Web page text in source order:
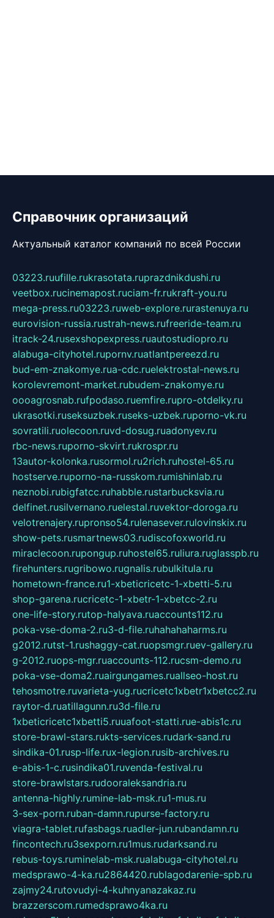
Справочник организаций
Актуальный каталог компаний по всей России
03223.ruufille.rukrasotata.ruprazdnikdushi.ru
veetbox.rucinemapost.ruciam-fr.rukraft-you.ru
mega-press.ru03223.ruweb-explore.rurastenuya.ru
eurovision-russia.rustrah-news.rufreeride-team.ru
itrack-24.rusexshopexpress.ruautostudiopro.ru
alabuga-cityhotel.rupornv.ruatlantpereezd.ru
bud-em-znakomye.rua-cdc.ruelektrostal-news.ru
korolevremont-market.rubudem-znakomye.ru
oooagrosnab.rufpodaso.ruemfire.rupro-otdelky.ru
ukrasotki.ruseksuzbek.ruseks-uzbek.ruporno-vk.ru
sovratili.ruolecoon.ruvd-dosug.ruadonyev.ru
rbc-news.ruporno-skvirt.rukrospr.ru
13autor-kolonka.rusormol.ru2rich.ruhostel-65.ru
hostserve.ruporno-na-russkom.rumishinlab.ru
neznobi.rubigfatcc.ruhabble.rustarbucksvia.ru
delfinet.rusilvernano.ruelestal.ruvektor-doroga.ru
velotrenajery.rupronso54.rulenasever.rulovinskix.ru
show-pets.rusmartnews03.rudiscofoxworld.ru
miraclecoon.rupongup.ruhostel65.ruliura.ruglasspb.ru
firehunters.rugribowo.rugnalis.rubulkitula.ru
hometown-france.ru1-xbeticricetc-1-xbetti-5.ru
shop-garena.rucricetc-1-xbetr-1-xbetcc-2.ru
one-life-story.rutop-halyava.ruaccounts112.ru
poka-vse-doma-2.ru3-d-file.ruhahahaharms.ru
g2012.rutst-1.rushaggy-cat.ruopsmgr.ruev-gallery.ru
g-2012.ruops-mgr.ruaccounts-112.rucsm-demo.ru
poka-vse-doma2.ruairgungames.ruallseo-host.ru
tehosmotre.ruvarieta-yug.rucricetc1xbetr1xbetcc2.ru
raytor-d.ruatillagunn.ru3d-file.ru
1xbeticricetc1xbetti5.ruuafoot-statti.rue-abis1c.ru
store-brawl-stars.rukts-services.rudark-sand.ru
sindika-01.rusp-life.rux-legion.rusib-archives.ru
e-abis-1-c.rusindika01.ruvenda-festival.ru
store-brawlstars.rudooraleksandria.ru
antenna-highly.rumine-lab-msk.ru1-mus.ru
3-sex-porn.ruban-damn.rupurse-factory.ru
viagra-tablet.rufasbags.ruadler-jun.rubandamn.ru
fincontech.ru3sexporn.ru1mus.rudarksand.ru
rebus-toys.ruminelab-msk.rualabuga-cityhotel.ru
medsprawo-4-ka.ru2864420.rublagodarenie-spb.ru
zajmy24.rutovudyi-4-kuhnyanazakaz.ru
brazzerscom.rumedsprawo4ka.ru